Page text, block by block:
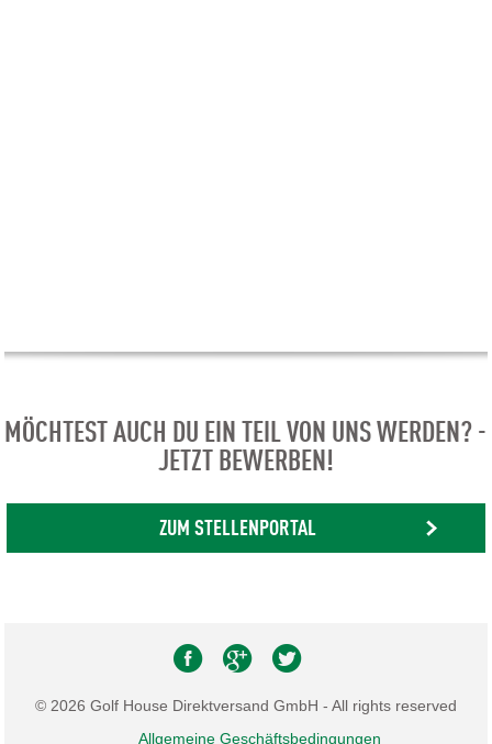
MÖCHTEST AUCH DU EIN TEIL VON UNS WERDEN? -
JETZT BEWERBEN!
ZUM STELLENPORTAL
© 2026 Golf House Direktversand GmbH - All rights reserved
Allgemeine Geschäftsbedingungen